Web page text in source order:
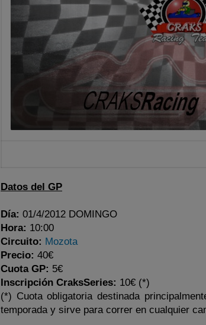
Datos del GP
Día: 01/4/2012 DOMINGO
Hora: 10:00
Circuito: Mozota
Precio: 40€
Cuota GP: 5€
Inscripción CraksSeries: 10€ (*)
(*) Cuota obligatoria destinada
temporada y sirve para correr en cualquier